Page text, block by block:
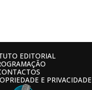
EDITORIAL
E PRIVACIDADE